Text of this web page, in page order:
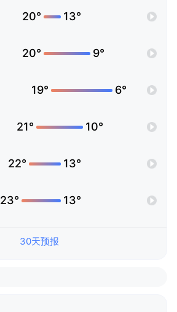
20° 13°
20° 9°
19° 6°
21° 10°
22° 13°
23° 13°
30天预报